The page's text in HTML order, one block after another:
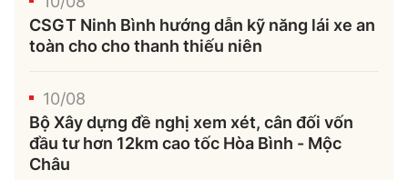
CSGT Ninh Bình hướng dẫn kỹ năng lái xe an
toàn cho cho thanh thiếu niên
10/08
Bộ Xây dựng đề nghị xem xét, cân đối vốn
đầu tư hơn 12km cao tốc Hòa Bình - Mộc
Châu